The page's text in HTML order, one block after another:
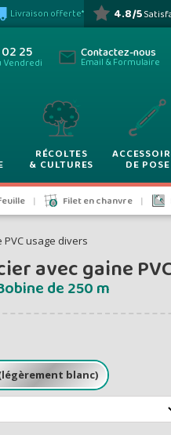
taxes
Livraison offerte* 4.8/5
25
Vendredi
Contactez-nous
Email & Formulaire
RÉCOLTES
& CULTURES DE POSE
Filet en chanvre
usage divers
avec gaine
de 250 m